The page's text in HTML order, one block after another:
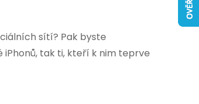
sítí? Pak byste
iPhonů, tak ti, kteří k nim teprve